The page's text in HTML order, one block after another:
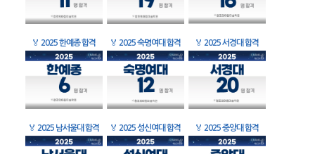
🏅 2025 한예종 합격 🏅 2025 숙명여대 합격 🏅 2025 서경대 합격
🏅 2025 남서울대 합격 🏅 2025 성신여대 합격 🏅 2025 중앙대 합격